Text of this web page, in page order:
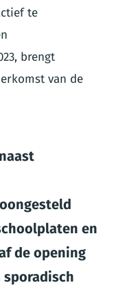
te
brengt
van de
en
de opening
sporadisch